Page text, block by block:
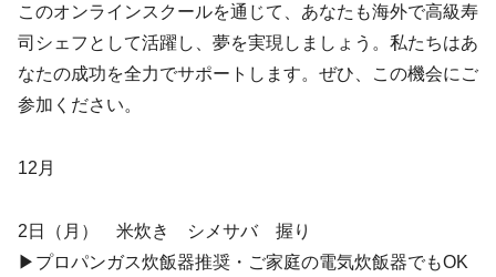
このオンラインスクールを通じて、あなたも海外で高級寿
司シェフとして活躍し、夢を実現しましょう。私たちはあ
なたの成功を全力でサポートします。ぜひ、この機会にご
参加ください。
12月
2日（月） 米炊き シメサバ 握り
▶︎プロパンガス炊飯器推奨・ご家庭の電気炊飯器でもOK